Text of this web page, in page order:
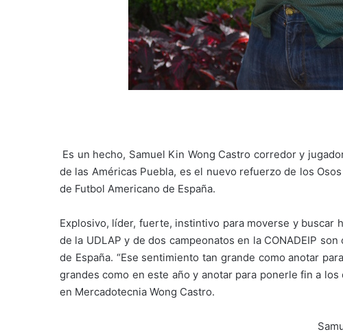
Es un hecho, Samuel Kin Wong Castro corredor y
de las Américas Puebla, es el nuevo refuerzo de los
de Futbol Americano de España.
Explosivo, líder, fuerte, instintivo para moverse y
de la UDLAP y de dos campeonatos en la CONADEIP
de España. “Ese sentimiento tan grande como anotar
grandes como en este año y anotar para ponerle fin a
en Mercadotecnia Wong Castro.